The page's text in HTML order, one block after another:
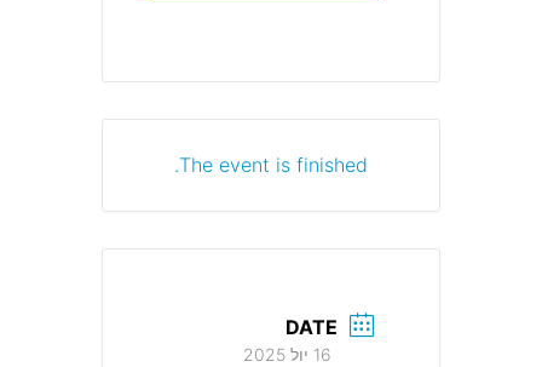
The event is finished.
DATE
16 יול 2025